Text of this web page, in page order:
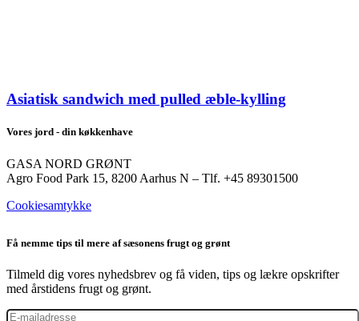
Asiatisk sandwich med pulled æble-kylling
Vores jord - din køkkenhave
GASA NORD GRØNT
Agro Food Park 15, 8200 Aarhus N – Tlf. +45 89301500
Cookiesamtykke
Få nemme tips til mere af sæsonens frugt og grønt
Tilmeld dig vores nyhedsbrev og få viden, tips og lækre opskrifter
med årstidens frugt og grønt.